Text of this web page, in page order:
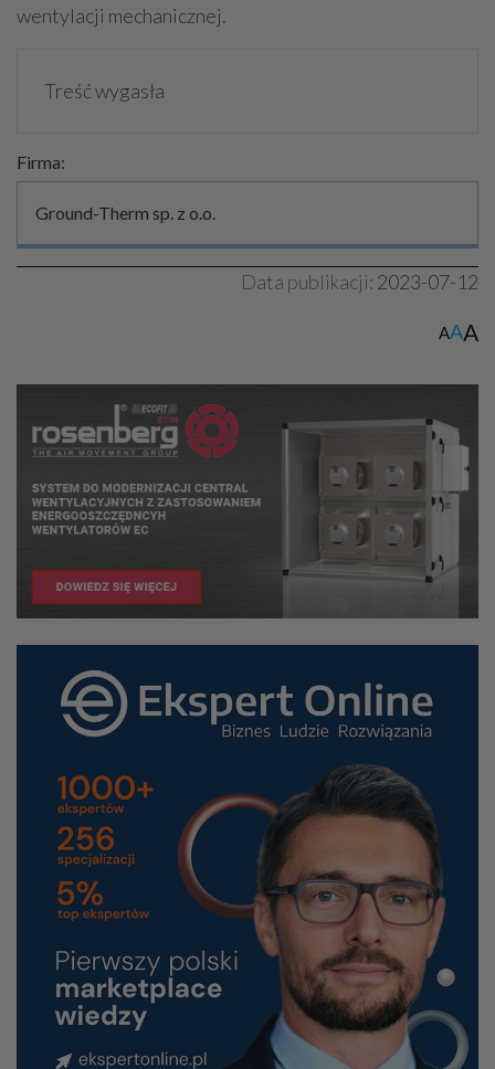
wentylacji mechanicznej.
Treść wygasła
Firma:
Ground-Therm sp. z o.o.
Data publikacji: 2023-07-12
AAA